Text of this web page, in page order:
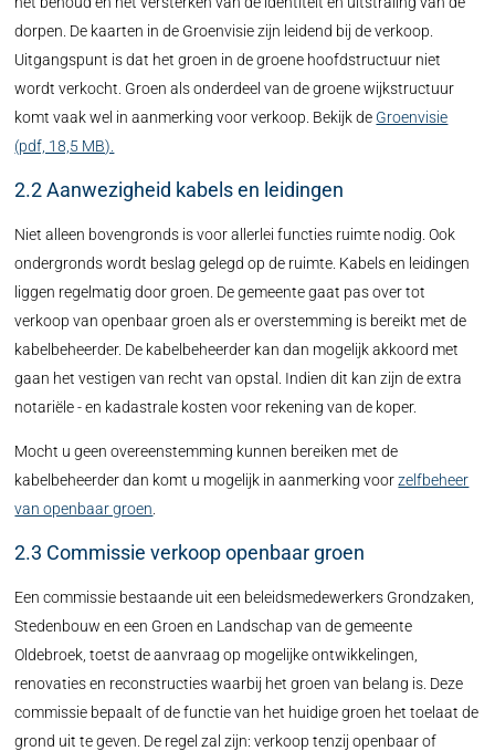
dorpen. De kaarten in de Groenvisie zijn leidend bij de verkoop.
Uitgangspunt is dat het groen in de groene hoofdstructuur niet
wordt verkocht. Groen als onderdeel van de groene wijkstructuur
komt vaak wel in aanmerking voor verkoop. Bekijk de Groenvisie
(pdf, 18,5 MB).
2.2 Aanwezigheid kabels en leidingen
Niet alleen bovengronds is voor allerlei functies ruimte nodig. Ook
ondergronds wordt beslag gelegd op de ruimte. Kabels en leidingen
liggen regelmatig door groen. De gemeente gaat pas over tot
verkoop van openbaar groen als er overstemming is bereikt met de
kabelbeheerder. De kabelbeheerder kan dan mogelijk akkoord met
gaan het vestigen van recht van opstal. Indien dit kan zijn de extra
notariële - en kadastrale kosten voor rekening van de koper.
Mocht u geen overeenstemming kunnen bereiken met de
kabelbeheerder dan komt u mogelijk in aanmerking voorzelfbeheer
van openbaar groen
2.3 Commissie verkoop openbaar groen
Een commissie bestaande uit een beleidsmedewerkers Grondzaken,
Stedenbouw en een Groen en Landschap van de gemeente
Oldebroek, toetst de aanvraag op mogelijke ontwikkelingen,
renovaties en reconstructies waarbij het groen van belang is. Deze
commissie bepaalt of de functie van het huidige groen het toelaat de
grond uit te geven. De regel zal zijn: verkoop tenzij openbaar of